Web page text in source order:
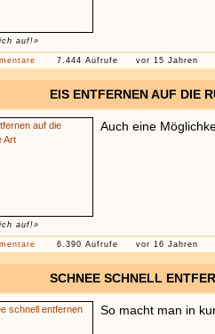
auf!»
7.444 Aufrufe vor 15 Jahren
EIS ENTFERNEN AUF DIE
auf!»
Auch eine
6.390 Aufrufe vor 16 Jahren
SCHNEE SCHNELL
So macht man in